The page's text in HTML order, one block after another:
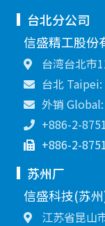
台北分公司
信盛精工股份
台湾台北市
台北
外销
+886-2-
+886-2-
苏州厂
信盛科技(苏
江苏省昆山